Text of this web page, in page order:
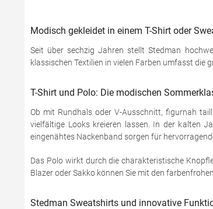
Modisch gekleidet in einem T-Shirt oder
Seit über sechzig Jahren stellt Stedman
klassischen Textilien in vielen Farben umfasst die
T-Shirt und Polo: Die modischen
Ob mit Rundhals oder V-Ausschnitt, figurnah
vielfältige Looks kreieren lassen. In der kalten
eingenähtes Nackenband sorgen für
Das Polo wirkt durch die charakteristische
Blazer oder Sakko können Sie mit den
Stedman Sweatshirts und innovative